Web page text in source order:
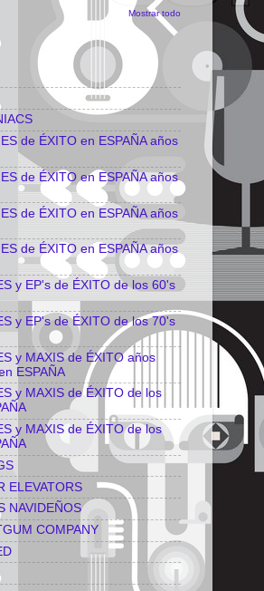
Mostrar todo
de ÉXITO en ESPAÑA años
de ÉXITO en ESPAÑA años
de ÉXITO en ESPAÑA años
de ÉXITO en ESPAÑA años
y EP's de ÉXITO de los 60's
y EP's de ÉXITO de los 70's
y MAXIS de ÉXITO años
ESPAÑA
y MAXIS de ÉXITO de los
y MAXIS de ÉXITO de los
ELEVATORS
NAVIDEÑOS
COMPANY